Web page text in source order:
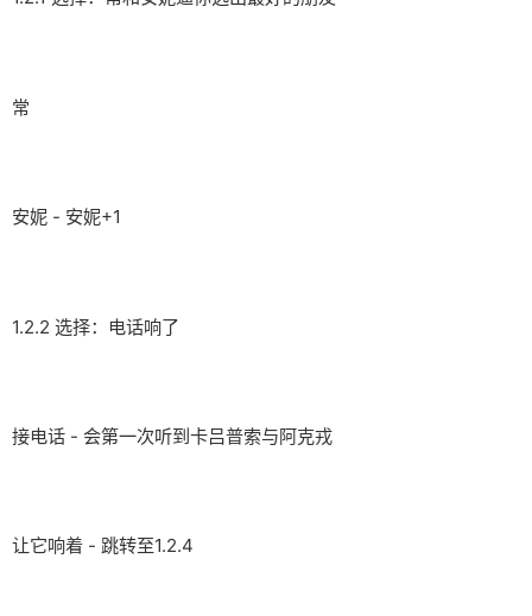
常
安妮 - 安妮+1
1.2.2 选择：电话响了
接电话 - 会第一次听到卡吕普索与阿克戎
让它响着 - 跳转至1.2.4